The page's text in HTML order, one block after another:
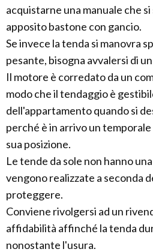
acquistarne una manuale che
apposito bastone con gancio.
Se invece la tenda si manovra
pesante, bisogna avvalersi di
Il motore è corredato da un
modo che il tendaggio è
dell'appartamento quando si
perché è in arrivo un temporale
sua posizione.
Le tende da sole non hanno
vengono realizzate a seconda
proteggere.
Conviene rivolgersi ad un
affidabilità affinché la tenda
nonostante l'usura.